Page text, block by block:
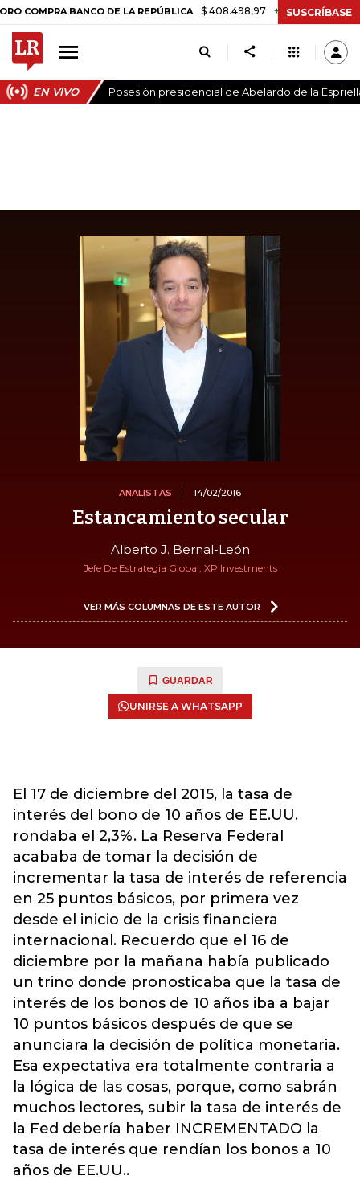
BANCO DE LA REPÚBLICA $ 408.498,97 +$ 8.753,81 +2,19%
SUSCRÍBASE
EN VIVO Posesión presidencial de Abelardo de la
ANALISTAS 14/02/2016
Estancamiento secular
Alberto J. Bernal-León
Jefe De Estrategia Global, XP Investments
VER MÁS COLUMNAS DE ESTE AUTOR
GUARDAR
UNIRSE A WHATSAPP
El 17 de diciembre del 2015, la tasa de
interés del bono de 10 años de EE.UU.
rondaba el 2,3%. La Reserva Federal
acababa de tomar la decisión de
incrementar la tasa de interés de referencia
en 25 puntos básicos, por primera vez
desde el inicio de la crisis financiera
internacional. Recuerdo que el 16 de
diciembre por la mañana había publicado
un trino donde pronosticaba que la tasa de
interés de los bonos de 10 años iba a bajar
10 puntos básicos después de que se
anunciara la decisión de política monetaria.
Esa expectativa era totalmente contraria a
la lógica de las cosas, porque, como sabrán
muchos lectores, subir la tasa de interés de
la Fed debería haber INCREMENTADO la
tasa de interés que rendían los bonos a 10
años de EE.UU..